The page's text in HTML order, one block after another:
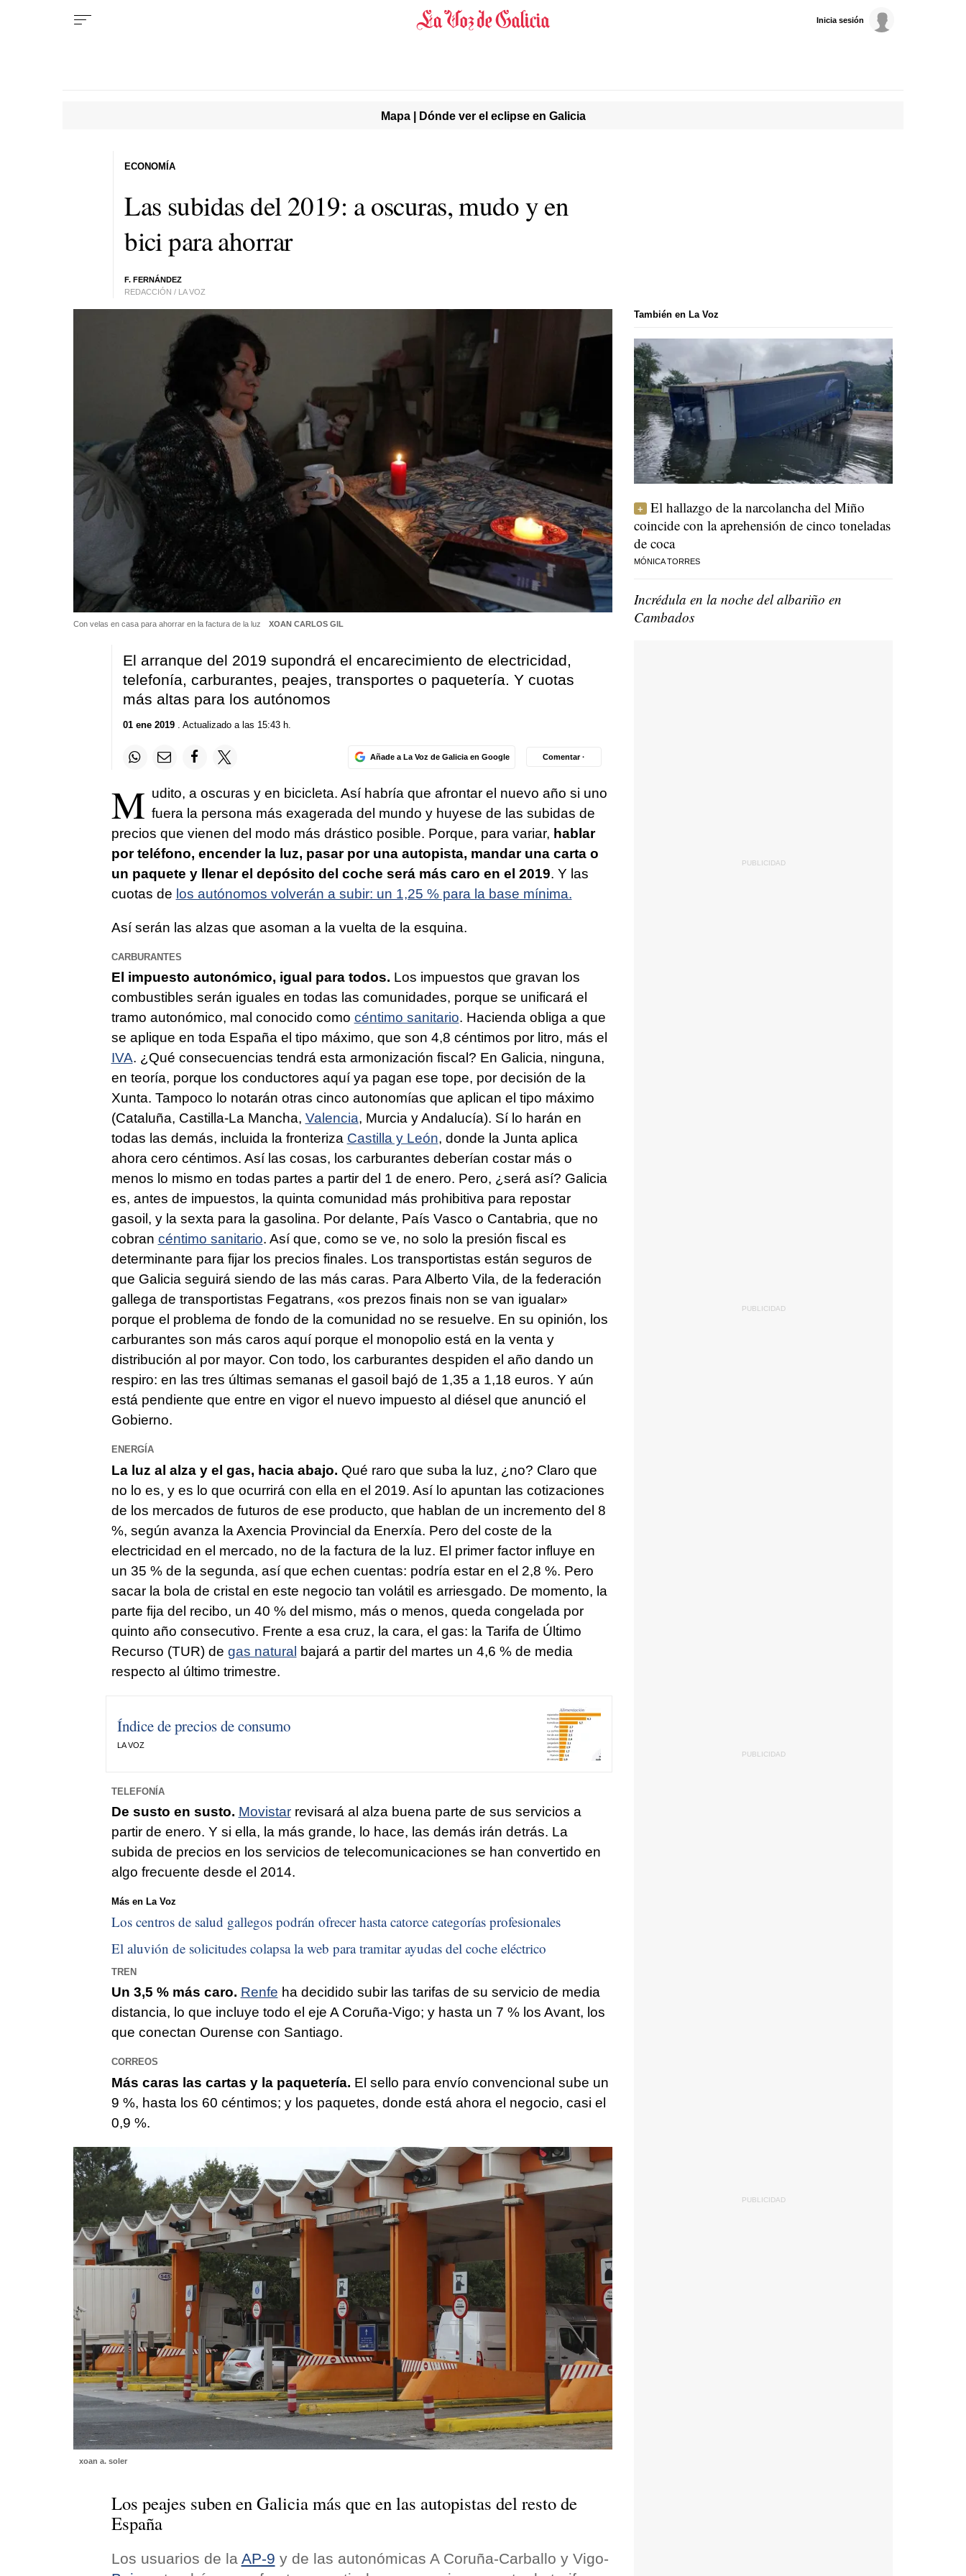
Inicia sesión
Mapa | Dónde ver el eclipse en Galicia
Las subidas del 2019: a oscuras, mudo y en
bici para ahorrar
F. FERNÁNDEZ
REDACCIÓN / LA VOZ
ECONOMÍA
Con velas en casa para ahorrar en la factura de la luz XOAN CARLOS GIL
El arranque del 2019 supondrá el encarecimiento de electricidad,
telefonía, carburantes, peajes, transportes o paquetería. Y cuotas
más altas para los autónomos
01 ene 2019. Actualizado a las 15:43 h.
Añade a La Voz de Galicia en Google Comentar ·
M udito, a oscuras y en bicicleta. Así habría que afrontar el nuevo año si uno
fuera la persona más exagerada del mundo y huyese de las subidas de
precios que vienen del modo más drástico posible. Porque, para variar, hablar
por teléfono, encender la luz, pasar por una autopista, mandar una carta o
un paquete y llenar el depósito del coche será más caro en el 2019. Y las
cuotas de los autónomos volverán a subir: un 1,25 % para la base mínima.
Así serán las alzas que asoman a la vuelta de la esquina.
CARBURANTES
El impuesto autonómico, igual para todos. Los impuestos que gravan los
combustibles serán iguales en todas las comunidades, porque se unificará el
tramo autonómico, mal conocido como céntimo sanitario. Hacienda obliga a que
se aplique en toda España el tipo máximo, que son 4,8 céntimos por litro, más el
IVA. ¿Qué consecuencias tendrá esta armonización fiscal? En Galicia, ninguna,
en teoría, porque los conductores aquí ya pagan ese tope, por decisión de la
Xunta. Tampoco lo notarán otras cinco autonomías que aplican el tipo máximo
(Cataluña, Castilla-La Mancha, Valencia, Murcia y Andalucía). Sí lo harán en
todas las demás, incluida la fronteriza Castilla y León, donde la Junta aplica
ahora cero céntimos. Así las cosas, los carburantes deberían costar más o
menos lo mismo en todas partes a partir del 1 de enero. Pero, ¿será así? Galicia
es, antes de impuestos, la quinta comunidad más prohibitiva para repostar
gasoil, y la sexta para la gasolina. Por delante, País Vasco o Cantabria, que no
cobran céntimo sanitario. Así que, como se ve, no solo la presión fiscal es
determinante para fijar los precios finales. Los transportistas están seguros de
que Galicia seguirá siendo de las más caras. Para Alberto Vila, de la federación
gallega de transportistas Fegatrans, «os prezos finais non se van igualar»
porque el problema de fondo de la comunidad no se resuelve. En su opinión, los
carburantes son más caros aquí porque el monopolio está en la venta y
distribución al por mayor. Con todo, los carburantes despiden el año dando un
respiro: en las tres últimas semanas el gasoil bajó de 1,35 a 1,18 euros. Y aún
está pendiente que entre en vigor el nuevo impuesto al diésel que anunció el
Gobierno.
ENERGÍA
La luz al alza y el gas, hacia abajo. Qué raro que suba la luz, ¿no? Claro que
no lo es, y es lo que ocurrirá con ella en el 2019. Así lo apuntan las cotizaciones
de los mercados de futuros de ese producto, que hablan de un incremento del 8
%, según avanza la Axencia Provincial da Enerxía. Pero del coste de la
electricidad en el mercado, no de la factura de la luz. El primer factor influye en
un 35 % de la segunda, así que echen cuentas: podría estar en el 2,8 %. Pero
sacar la bola de cristal en este negocio tan volátil es arriesgado. De momento, la
parte fija del recibo, un 40 % del mismo, más o menos, queda congelada por
quinto año consecutivo. Frente a esa cruz, la cara, el gas: la Tarifa de Último
Recurso (TUR) de gas natural bajará a partir del martes un 4,6 % de media
respecto al último trimestre.
Índice de precios de consumo
LA VOZ
TELEFONÍA
De susto en susto. Movistarrevisará al alza buena parte de sus servicios a
partir de enero. Y si ella, la más grande, lo hace, las demás irán detrás. La
subida de precios en los servicios de telecomunicaciones se han convertido en
algo frecuente desde el 2014.
Más en La Voz
Los centros de salud gallegos podrán ofrecer hasta catorce categorías profesionales
El aluvión de solicitudes colapsa la web para tramitar ayudas del coche eléctrico
TREN
Un 3,5 % más caro. Renfe ha decidido subir las tarifas de su servicio de media
distancia, lo que incluye todo el eje A Coruña-Vigo; y hasta un 7 % los Avant, los
que conectan Ourense con Santiago.
CORREOS
Más caras las cartas y la paquetería. El sello para envío convencional sube un
9 %, hasta los 60 céntimos; y los paquetes, donde está ahora el negocio, casi el
0,9 %.
xoan a. soler
Los peajes suben en Galicia más que en las autopistas del resto de
España
Los usuarios de la AP-9 y de las autonómicas A Coruña-Carballo y Vigo-
También en La Voz
El hallazgo de la narcolancha del Miño
coincide con la aprehensión de cinco toneladas
de coca
MÓNICA TORRES
Incrédula en la noche del albariño en
Cambados